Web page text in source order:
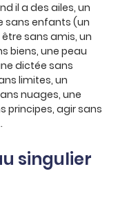
il a des ailes, un
sans enfants (un
sans amis, un
biens, une peau
dictée sans
limites, un
nuages, une
principes, agir sans
singulier